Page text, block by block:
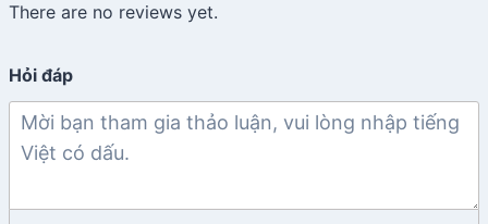
There are no reviews yet.
Hỏi đáp